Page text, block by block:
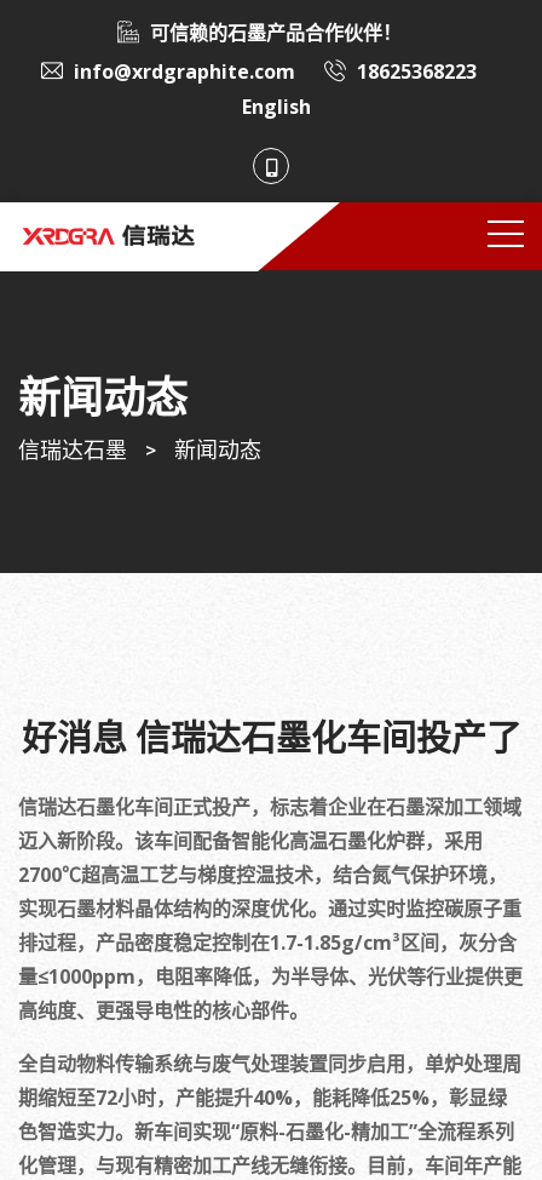
可信赖的石墨产品合作伙伴！
info@xrdgraphite.com
18625368223
English
新闻动态
信瑞达石墨 > 新闻动态
好消息 信瑞达石墨化车间投产了
信瑞达石墨化车间正式投产，标志着企业在石墨深加工领域
迈入新阶段。该车间配备智能化高温石墨化炉群，采用
2700℃超高温工艺与梯度控温技术，结合氮气保护环境，
实现石墨材料晶体结构的深度优化。通过实时监控碳原子重
排过程，产品密度稳定控制在1.7-1.85g/cm³区间，灰分含
量≤1000ppm，电阻率降低，为半导体、光伏等行业提供更
高纯度、更强导电性的核心部件。
全自动物料传输系统与废气处理装置同步启用，单炉处理周
期缩短至72小时，产能提升40%，能耗降低25%，彰显绿
色智造实力。新车间实现“原料-石墨化-精加工”全流程系列
化管理，与现有精密加工产线无缝衔接。目前，车间年产能